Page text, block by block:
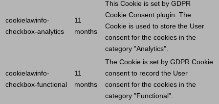
cookielawinfo-
checkbox-analytics
11
months
This Cookie is set by GDPR
Cookie Consent plugin. The
Cookie is used to store the User
consent for the cookies in the
category "Analytics".
cookielawinfo-
checkbox-functional
11
months
The Cookie is set by GDPR Cookie
consent to record the User
consent for the cookies in the
category "Functional".